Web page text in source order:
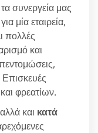
συνεργεία μας
μία εταιρεία,
πολλές
και
φρεατίων.
αλλά και κατά